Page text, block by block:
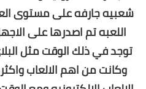
شعبيه جارفه على مستوى
اللعبه تم اصدرها على
توجد في ذلك الوقت مثل
وكانت من اهم الالعاب